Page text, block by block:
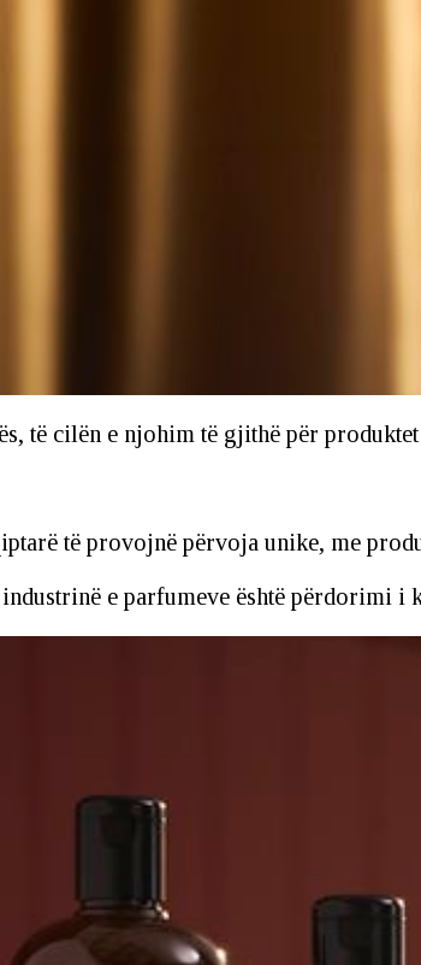
të cilën e njohim të gjithë për
të provojnë përvoja unike, me
e parfumeve është përdorimi i